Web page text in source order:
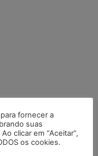
fornecer a
suas
clicar em “Aceitar”,
os cookies.